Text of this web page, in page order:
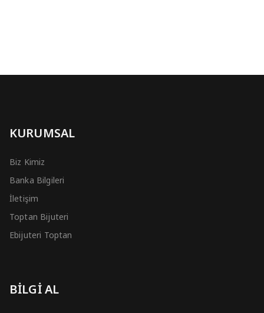
KURUMSAL
Biz Kimiz
Banka Bilgileri
İletişim
Toptan Bijuteri
Ebijuteri Toptan
BİLGİ AL